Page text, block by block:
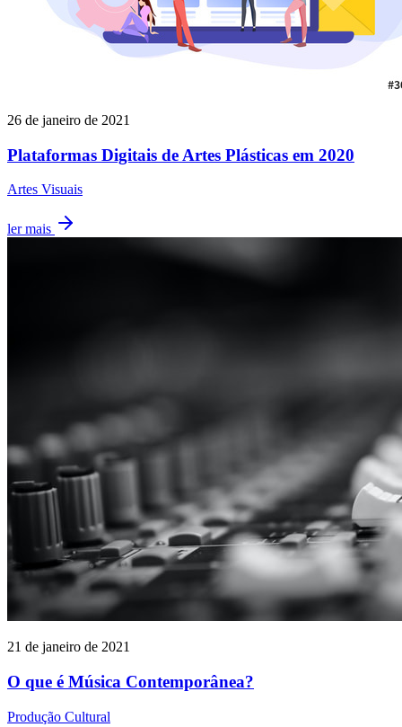
26 de janeiro de 2021
Plataformas Digitais de Artes Plásticas em 2020
Artes Visuais
ler mais
21 de janeiro de 2021
O que é Música Contemporânea?
Produção Cultural